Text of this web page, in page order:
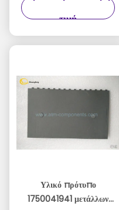
τιμή
Υλικό πρότυπο
1750041941 μετάλλων